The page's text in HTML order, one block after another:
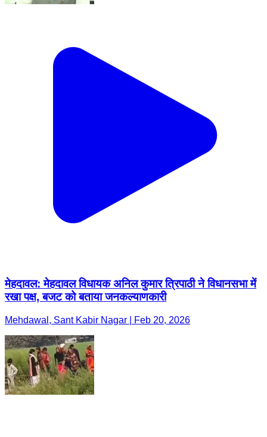
मेहदावल: मेहदावल विधायक अनिल कुमार त्रिपाठी ने विधानसभा में
रखा पक्ष, बजट को बताया जनकल्याणकारी
Mehdawal, Sant Kabir Nagar | Feb 20, 2026